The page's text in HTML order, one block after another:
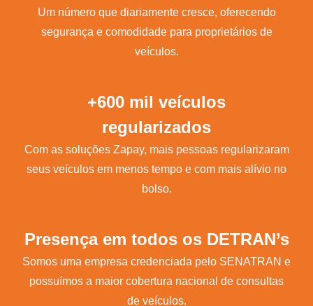
Um número que diariamente cresce, oferecendo
segurança e comodidade para proprietários de
veículos.
+600 mil veículos
regularizados
Com as soluções Zapay, mais pessoas regularizaram
seus veículos em menos tempo e com mais alívio no
bolso.
Presença em todos os DETRAN’s
Somos uma empresa credenciada pelo SENATRAN e
possuímos a maior cobertura nacional de consultas
de veículos.